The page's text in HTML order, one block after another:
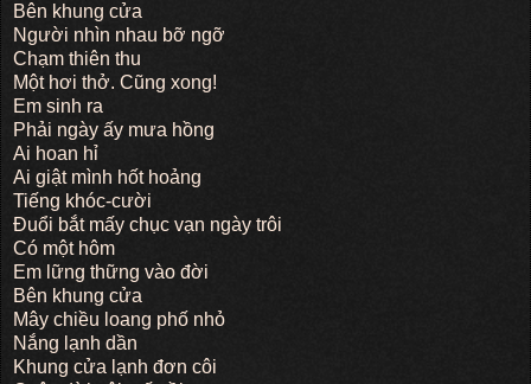
Bên khung cửa
Người nhìn nhau bỡ ngỡ
Chạm thiên thu
Một hơi thở. Cũng xong!
Em sinh ra
Phải ngày ấy mưa hồng
Ai hoan hỉ
Ai giật mình hốt hoảng
Tiếng khóc-cười
Đuổi bắt mấy chục vạn ngày trôi
Có một hôm
Em lững thững vào đời
Bên khung cửa
Mây chiều loang phố nhỏ
Nắng lạnh dần
Khung cửa lạnh đơn côi